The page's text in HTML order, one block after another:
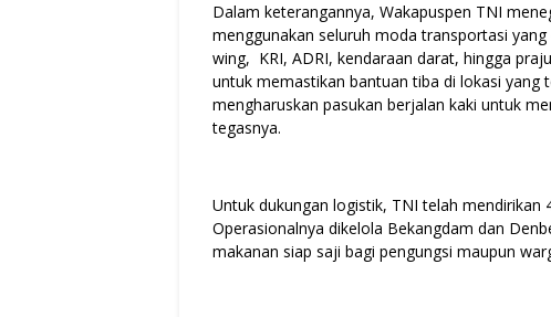
Dalam keterangannya, Wakapuspen TNI
menggunakan seluruh moda transportasi
wing, KRI, ADRI, kendaraan darat, hingga
untuk memastikan bantuan tiba di lokasi yang
mengharuskan pasukan berjalan kaki untuk
tegasnya.
Untuk dukungan logistik, TNI telah mendirikan
Operasionalnya dikelola Bekangdam dan
makanan siap saji bagi pengungsi maupun